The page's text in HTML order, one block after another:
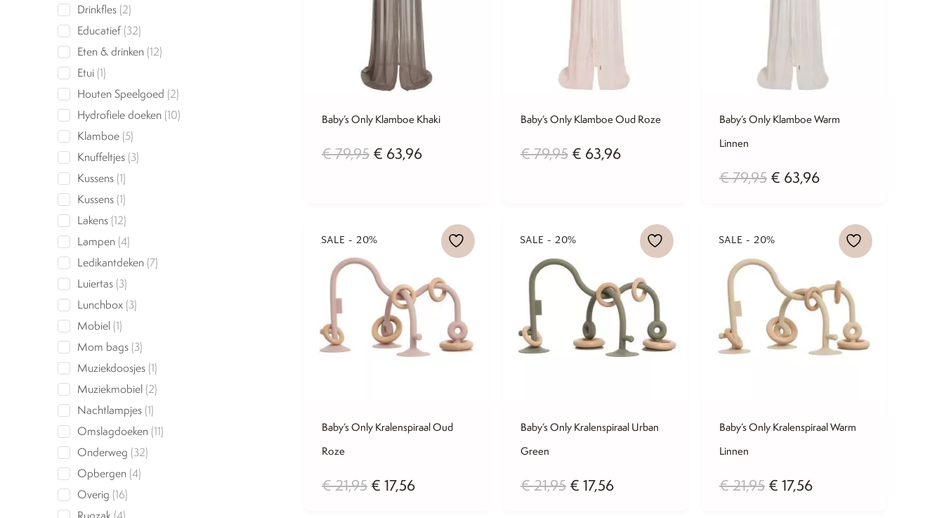
Drinkfles 22
products
Educatief 3232
products
Eten & drinken 1212
Etui 11
product
Houten Speelgoed 22
products
Hydrofiele doeken 1010
Klamboe 55
products
Knuffeltjes 33
Kussens 11
product
Kussens 11
product
Lakens 1212
products
Lampen 44
products
Ledikantdeken 77
Luiertas 33
products
Lunchbox 33
Mobiel 11
product
Mom bags 33
products
Muziekdoosjes 11
product
Muziekmobiel 22
Nachtlampjes 11
product
Omslagdoeken 1111
Onderweg 3232
Opbergen 44
Overig 1616
products
4
Baby’s Only Klamboe Khaki
€79,95 Oorspronkelijke
€ 63,96Huidige
Baby’s Only Klamboe Oud Roze
€79,95 Oorspronkelijke
€ 63,96Huidige
Baby’s Only Klamboe Warm
Linnen
€79,95 Oorspronkelijke
€ 63,96Huidige
€ 63,96.
SALE - 20%
Baby’s Only Kralenspiraal Oud
Roze
€21,95 Oorspronkelijke
€ 17,56Huidige
SALE - 20%
Baby’s Only Kralenspiraal Urban
Green
€21,95 Oorspronkelijke
€ 17,56Huidige
SALE - 20%
Baby’s Only Kralenspiraal Warm
Linnen
€21,95 Oorspronkelijke
€ 17,56Huidige